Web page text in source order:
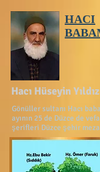
HACI
Hacı Hüseyin
Gönüller sultanı Hacı
ayının 25 de Düzce de
şerifleri Düzce şehir